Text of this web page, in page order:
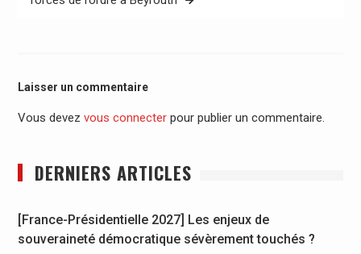
Laisser un commentaire
Vous devez vous connecterpour publier un commentaire.
DERNIERS ARTICLES
[France-Présidentielle 2027] Les enjeux de
souveraineté démocratique sévèrement touchés ?